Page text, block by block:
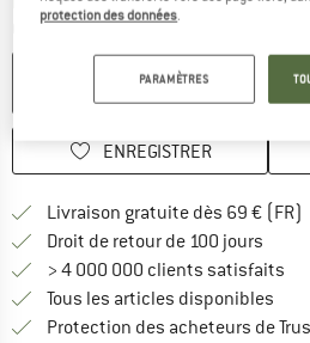
Quantité:
ENREGISTRER
Livraison gratuite dès 69 € (FR)
Droit de retour de 100 jours
> 4 000 000 clients satisfaits
Tous les articles disponibles
Protection des acheteurs de
protection des données.
PARAMÈTRES